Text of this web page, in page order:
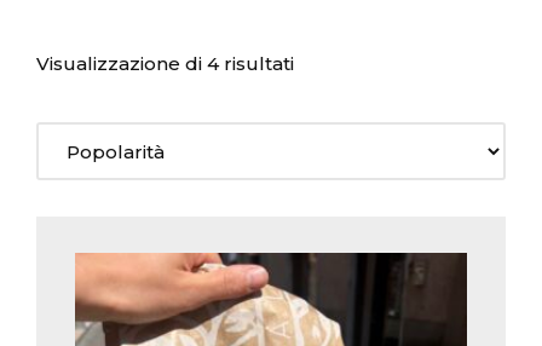
Visualizzazione di 4 risultati